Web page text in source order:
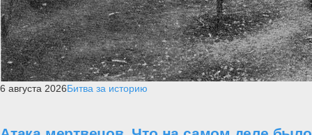
6 августа 2026Битва за историю